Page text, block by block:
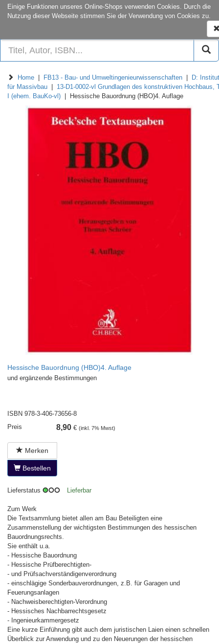
Einige Funktionen unseres Online-Shops verwenden Cookies. Durch die
Nutzung dieser Webseite stimmen Sie der Verwendung von Cookies zu.
onCampus:S1|03 +49 6151-16-
Home FB13 - Bau- und Umweltingenieurwissenschaften
D: Institut
für Massivbau
13-D1-0002-vl Grundlagen des konstruktiven Hochbaus,
I (ehem. BauKo-vl) | Hessische Bauordnung (HBO)4. Auflage
Hessische Bauordnung (HBO)4. Auflage
und ergänzende Bestimmungen
ISBN 978-3-406-73656-8
Preis
8,90 € (inkl. 7% Mwst)
Merken
Bestellen
Lieferstatus Lieferbar
Zum Werk
Die Textsammlung bietet allen am Bau Beteiligten eine
Zusammenstellung der wichtigsten Bestimmungen des hessischen
Bauordnungsrechts.
Sie enthält u.a.
- Hessische Bauordnung
- Hessische Prüfberechtigten-
- und Prüfsachverständigenverordnung
- einschlägige Sonderbauverordnungen, z.B. für Garagen und
Feuerungsanlagen
- Nachweisberechtigten-Verordnung
- Hessisches Nachbarrechtsgesetz
- Ingenieurkammergesetz
Eine kurze Einführung gibt auch dem juristischen Laien einen schnellen
Überblick zur Anwendung und zu den Neuerungen der hessischen